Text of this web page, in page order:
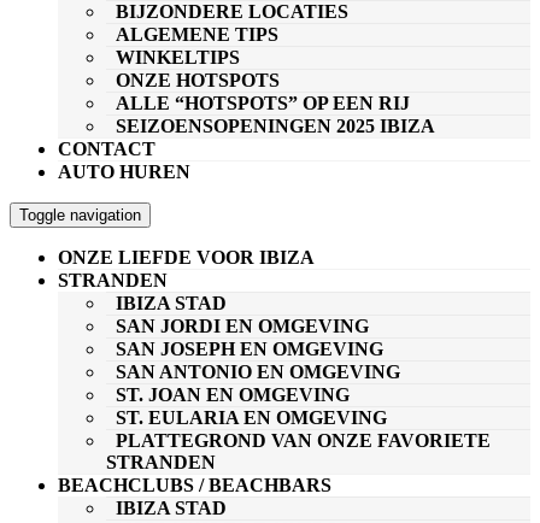
BIJZONDERE LOCATIES
ALGEMENE TIPS
WINKELTIPS
ONZE HOTSPOTS
ALLE “HOTSPOTS” OP EEN RIJ
SEIZOENSOPENINGEN 2025 IBIZA
CONTACT
AUTO HUREN
Toggle navigation
ONZE LIEFDE VOOR IBIZA
STRANDEN
IBIZA STAD
SAN JORDI EN OMGEVING
SAN JOSEPH EN OMGEVING
SAN ANTONIO EN OMGEVING
ST. JOAN EN OMGEVING
ST. EULARIA EN OMGEVING
PLATTEGROND VAN ONZE FAVORIETE
STRANDEN
BEACHCLUBS / BEACHBARS
IBIZA STAD